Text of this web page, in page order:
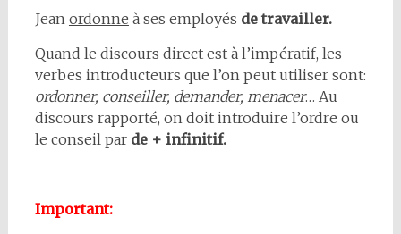
Jean ordonne à ses employés de travailler.
Quand le discours direct est à l’impératif, les
verbes introducteurs que l’on peut utiliser sont:
ordonner, conseiller, demander, menacer… Au
discours rapporté, on doit introduire l’ordre ou
le conseil par de + infinitif.
Important: